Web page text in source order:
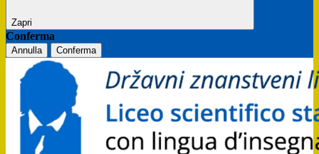
Zapri
Conferma
Annulla Conferma